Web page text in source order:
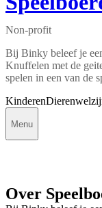
Non-profit
Bij Binky beleef je
Knuffelen met de
spelen in een van de
Kinderen
Menu
Over